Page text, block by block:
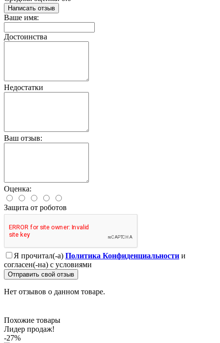
Написать отзыв
Ваше имя:
Достоинства
Недостатки
Ваш отзыв:
Оценка:
Защита от роботов
Я прочитал(-а) Политика Конфиденциальности и
согласен(-на) с условиями
Отправить свой отзыв
Нет отзывов о данном товаре.
Похожие товары
Лидер продаж!
-27%